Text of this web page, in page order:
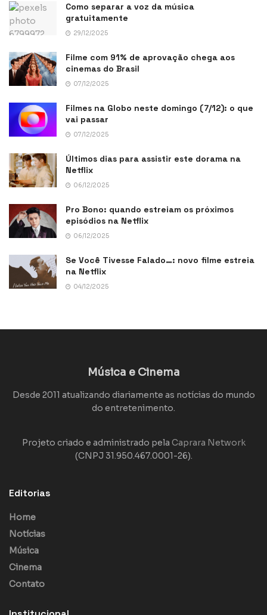
Como separar a voz da música
gratuitamente
29/12/2025
Filme com 91% de aprovação chega aos
cinemas do Brasil
07/12/2025
Filmes na Globo neste domingo (7/12): o que
vai passar
07/12/2025
Últimos dias para assistir este dorama na
Netflix
06/12/2025
Pro Bono: quando estreiam os próximos
episódios na Netflix
06/12/2025
Se Você Tivesse Falado…: novo filme estreia
na Netflix
04/12/2025
Música e Cinema
Desde 2011 atualizando diariamente as notícias do mundo
do entretenimento.
Projeto criado e administrado pela Caprara Network
(CNPJ 31.950.467.0001-26).
Editorias
Home
Notícias
Música
Cinema
Contato